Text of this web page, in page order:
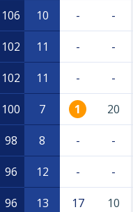
106 10 - -
102 11 - -
102 11 - -
100 7 1 20
98 8 - -
96 12 - -
96 13 17 10